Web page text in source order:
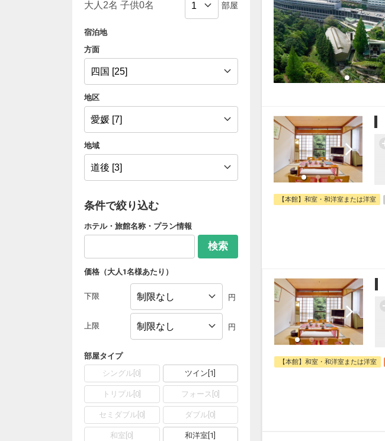
部屋
宿泊地
方面
地区
地域
条件で絞り込む
ホテル・旅館名称・プラン情報
検索
価格（大人1名様あたり）
下限 円
上限 円
部屋タイプ
シングル 0 ツイン 1
トリプル 0 フォース 0]
セミダブル[ 0] ダブル 0
和室 0 和洋室 1
【本館】和室・和洋室または洋室
【本館】和室・和洋室または洋室